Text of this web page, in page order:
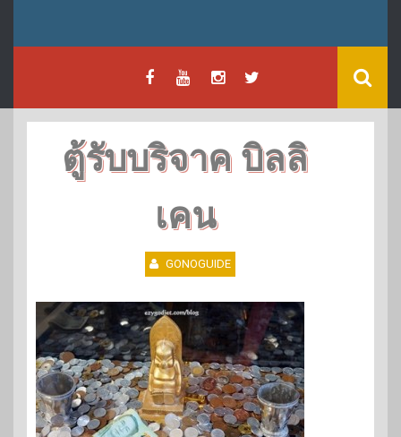
ตู้รับบริจาค บิลลิ
เคน
GONOGUIDE